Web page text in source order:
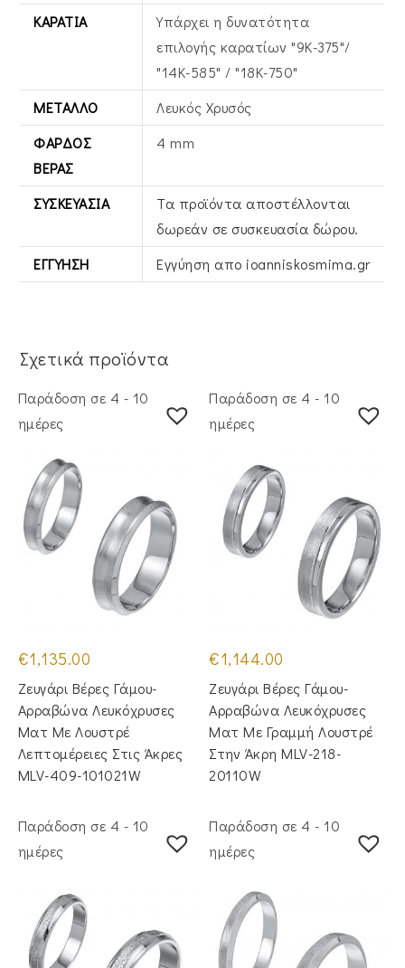
ΚΑΡΆΤΙΑ
Υπάρχει η δυνατότητα
επιλογής καρατίων "9Κ-375"/
"14Κ-585" / "18Κ-750"
ΜΈΤΑΛΛΟ
Λευκός Xρυσός
ΦΆΡΔΟΣ
ΒΕΡΑΣ
4 mm
ΣΥΣΚΕΥΑΣΊΑ
Τα προϊόντα αποστέλλονται
δωρεάν σε συσκευασία δώρου.
ΕΓΓΎΗΣΗ
Εγγύηση απο ioanniskosmima.gr
Σχετικά προϊόντα
Παράδοση σε 4 - 10
ημέρες
€1,135.00
Ζευγάρι Βέρες Γάμου-
Αρραβώνα Λευκόχρυσες
Ματ Με Λουστρέ
Λεπτομέρειες Στις Άκρες
MLV-409-101021W
Παράδοση σε 4 - 10
ημέρες
€1,144.00
Ζευγάρι Βέρες Γάμου-
Αρραβώνα Λευκόχρυσες
Ματ Με Γραμμή Λουστρέ
Στην Άκρη MLV-218-
20110W
Παράδοση σε 4 - 10
ημέρες
Παράδοση σε 4 - 10
ημέρες